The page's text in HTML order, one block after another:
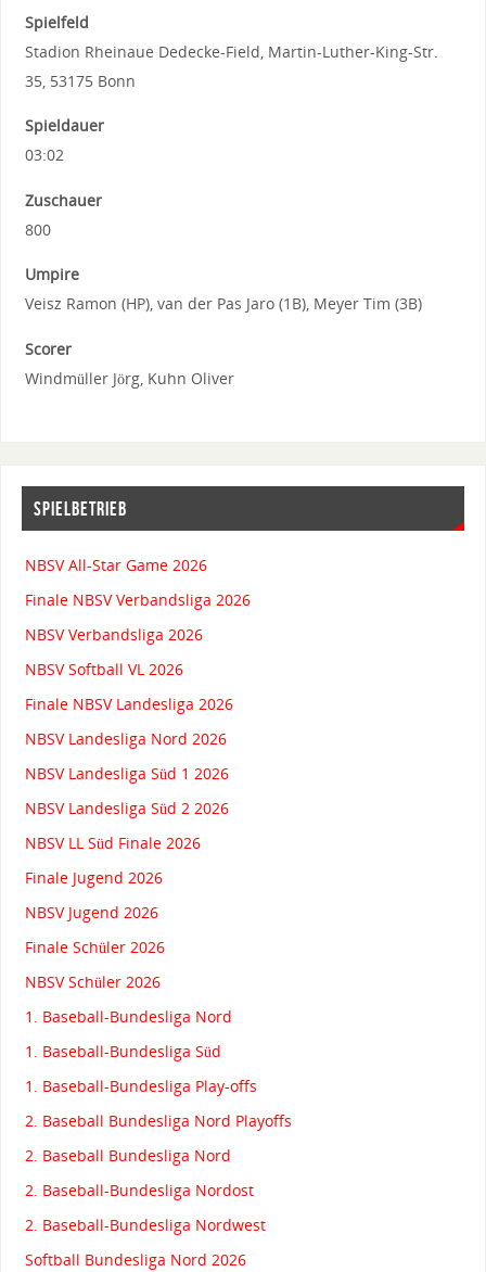
Spielfeld
Stadion Rheinaue Dedecke-Field, Martin-Luther-King-Str.
35, 53175 Bonn
Spieldauer
03:02
Zuschauer
800
Umpire
Veisz Ramon (HP), van der Pas Jaro (1B), Meyer Tim (3B)
Scorer
Windmüller Jörg, Kuhn Oliver
SPIELBETRIEB
NBSV All-Star Game 2026
Finale NBSV Verbandsliga 2026
NBSV Verbandsliga 2026
NBSV Softball VL 2026
Finale NBSV Landesliga 2026
NBSV Landesliga Nord 2026
NBSV Landesliga Süd 1 2026
NBSV Landesliga Süd 2 2026
NBSV LL Süd Finale 2026
Finale Jugend 2026
NBSV Jugend 2026
Finale Schüler 2026
NBSV Schüler 2026
1. Baseball-Bundesliga Nord
1. Baseball-Bundesliga Süd
1. Baseball-Bundesliga Play-offs
2. Baseball Bundesliga Nord Playoffs
2. Baseball Bundesliga Nord
2. Baseball-Bundesliga Nordost
2. Baseball-Bundesliga Nordwest
Softball Bundesliga Nord 2026